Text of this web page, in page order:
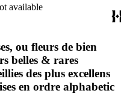
available
ou fleurs de bien
belles & rares
des plus excellens
en ordre alphabetic